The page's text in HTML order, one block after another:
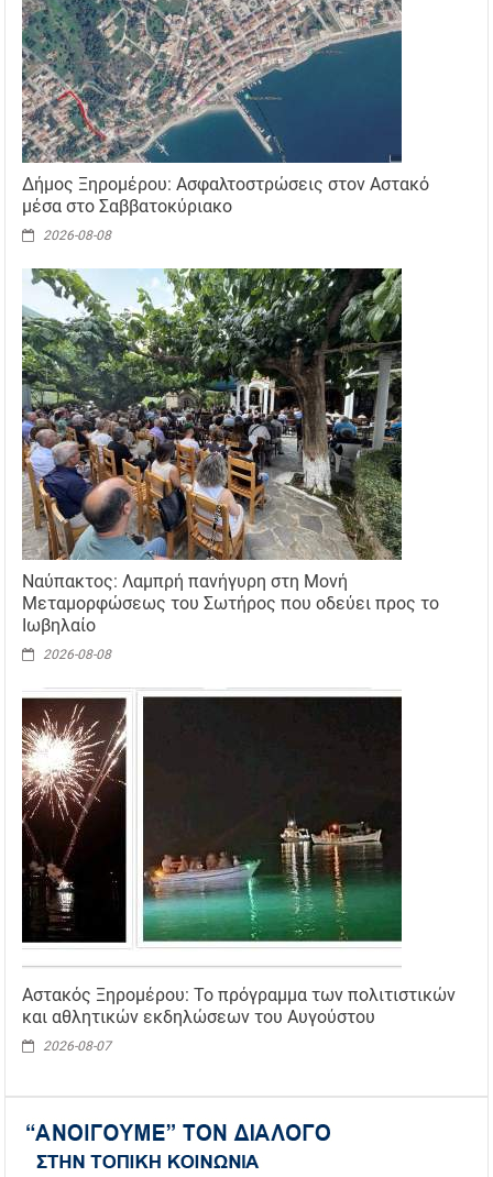
Δήμος Ξηρομέρου: Ασφαλτοστρώσεις στον Αστακό
μέσα στο Σαββατοκύριακο
2026-08-08
Ναύπακτος: Λαμπρή πανήγυρη στη Μονή
Μεταμορφώσεως του Σωτήρος που οδεύει προς το
Ιωβηλαίο
2026-08-08
Αστακός Ξηρομέρου: Το πρόγραμμα των πολιτιστικών
και αθλητικών εκδηλώσεων του Αυγούστου
2026-08-07